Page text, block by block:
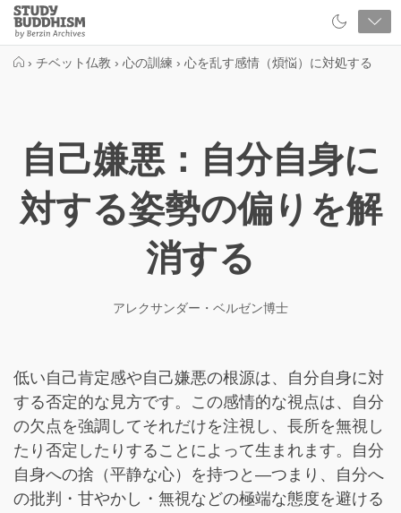
Close
Study
Buddhism
› チベット仏教 › 心の訓練 › 心を乱す感情（煩悩）に対処する
自己嫌悪：自分自身に
対する姿勢の偏りを解
消する
アレクサンダー・ベルゼン博士
低い自己肯定感や自己嫌悪の根源は、自分自身に対
する否定的な見方です。この感情的な視点は、自分
の欠点を強調してそれだけを注視し、長所を無視し
たり否定したりすることによって生まれます。自分
自身への捨（平静な心）を持つと—つまり、自分へ
の批判・甘やかし・無視などの極端な態度を避ける